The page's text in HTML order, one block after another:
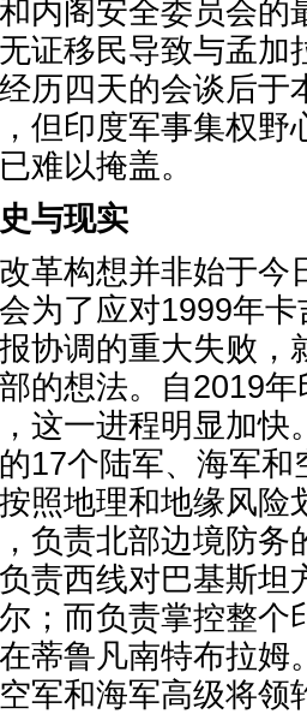
内阁安全委员会的
证移民导致与孟加
历四天的会谈后于
但印度军事集权野
难以掩盖。
与现实
革构想并非始于今
为了应对1999年
协调的重大失败，
的想法。自2019
这一进程明显加快
17个陆军、海军和
照地理和地缘风险
负责北部边境防务
责西线对巴基斯坦
；而负责掌控整个
蒂鲁凡南特布拉姆
军和海军高级将领